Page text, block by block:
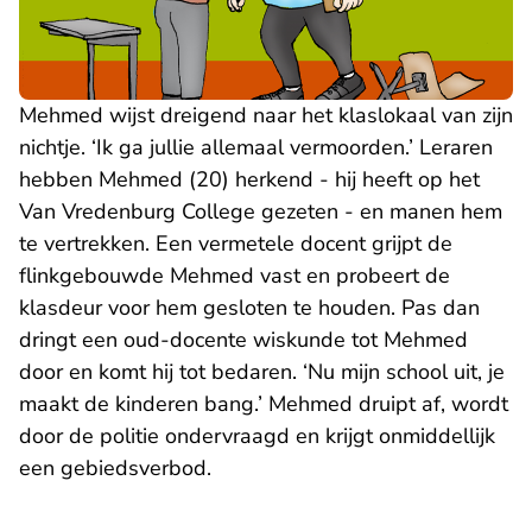
Mehmed wijst dreigend naar het klaslokaal van zijn
nichtje. ‘Ik ga jullie allemaal vermoorden.’ Leraren
hebben Mehmed (20) herkend - hij heeft op het
Van Vredenburg College gezeten - en manen hem
te vertrekken. Een vermetele docent grijpt de
flinkgebouwde Mehmed vast en probeert de
klasdeur voor hem gesloten te houden. Pas dan
dringt een oud-docente wiskunde tot Mehmed
door en komt hij tot bedaren. ‘Nu mijn school uit, je
maakt de kinderen bang.’ Mehmed druipt af, wordt
door de politie ondervraagd en krijgt onmiddellijk
een gebiedsverbod.